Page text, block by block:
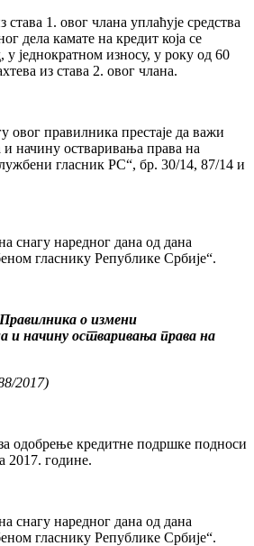
1. овог члана уплаћује средства
дела камате на кредит која се
у једнократном износу, у року од 60
из става 2. овог члана.
овог правилника престаје да важи
начину остваривања права на
гласник РС“, бр. 30/14, 87/14 и
снагу наредног дана од дана
гласнику Републике Србије“.
о измени
и начину остваривања права на
2017)
одобрење кредитне подршке подноси
2017. године.
снагу наредног дана од дана
гласнику Републике Србије“.